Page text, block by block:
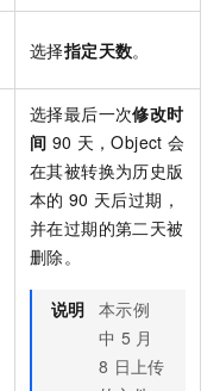
选择指定天数。
选择最后一次修改时
间 90 天，Object 会
在其被转换为历史版
本的 90 天后过期，
并在过期的第二天被
删除。
说明 本示例
中 5 月
8 日上传